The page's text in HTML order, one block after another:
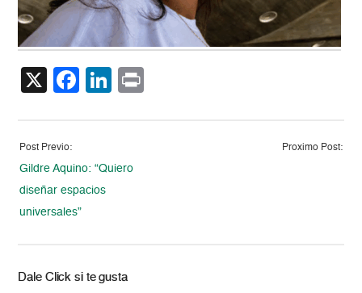
X Facebook
LinkedIn
Post Previo:
Gildre Aquino: “Quiero
diseñar espacios
universales”
Proximo Post:
Dale Click si te gusta